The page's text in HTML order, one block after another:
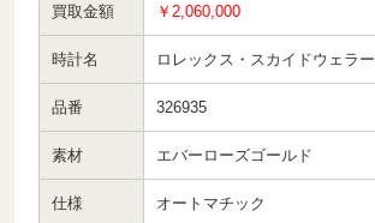
買取金額 ￥2,060,000
時計名 ロレックス・スカイドウェラー
品番 326935
素材 エバーローズゴールド
仕様 オートマチック